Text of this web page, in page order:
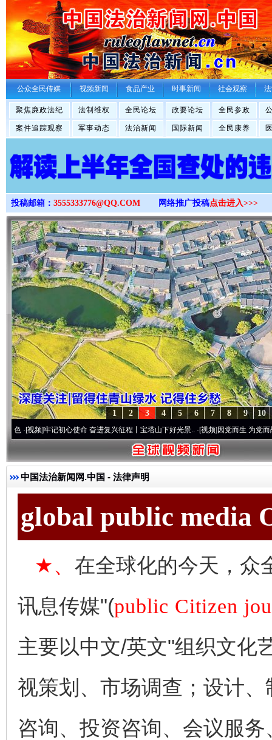
>
公众全民传媒 视频新闻 食品产业 时事新闻 社会观察
聚焦廉政法纪 法制维权 全民论坛 政要论坛 全民参政
案件追踪观察 军事动态 法治新闻 国际新闻 全民康养
投稿邮箱： 3555333776@QQ.COM 网络推广投稿点击进入>>>
10
9
8
7
6
5
4
3
2
1
牢记初心使命 奋进复兴征程丨宝塔山下好光景..·[视频]因党而生 为党而战——百年
中国法治新闻网.中国 - 法律声明
global public media
★、 在全球化的今天，众
讯息传媒"(public Citizen
主要以中文/英文"组织文化
视策划、市场调查；设计
咨询、投资咨询、会议服